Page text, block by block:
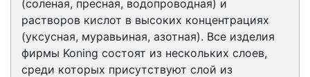
(соленая, пресная, водопроводная) и
растворов кислот в высоких концентрациях
(уксусная, муравьиная, азотная). Все изделия
фирмы Koning состоят из нескольких слоев,
среди которых присутствуют слой из